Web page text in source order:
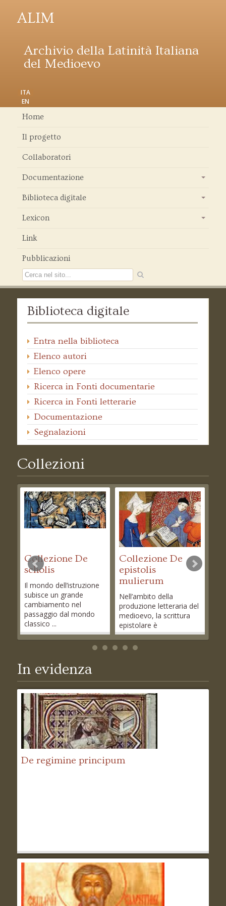
ALIM
Archivio della Latinità Italiana
del Medioevo
ITA
EN
Home
Il progetto
Collaboratori
Documentazione
Biblioteca digitale
Lexicon
Link
Pubblicazioni
Biblioteca digitale
Entra nella biblioteca
Elenco autori
Elenco opere
Ricerca in Fonti documentarie
Ricerca in Fonti letterarie
Documentazione
Segnalazioni
Collezioni
Collezione De
scholis
Il mondo dell’istruzione
subisce un grande
cambiamento nel
passaggio dal mondo
classico ...
Collezione De
epistolis
mulierum
Nell’ambito della
produzione letteraria del
medioevo, la scrittura
epistolare è
probabilmente quella ...
In evidenza
De regimine principum